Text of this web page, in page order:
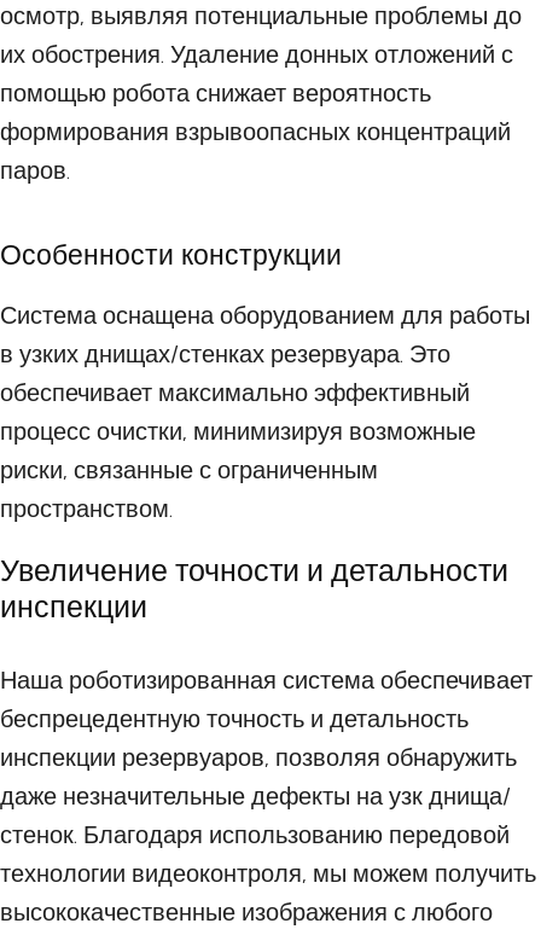
осмотр, выявляя потенциальные проблемы до
их обострения. Удаление донных отложений с
помощью робота снижает вероятность
формирования взрывоопасных концентраций
паров.
Особенности конструкции
Система оснащена оборудованием для работы
в узких днищах/стенках резервуара. Это
обеспечивает максимально эффективный
процесс очистки, минимизируя возможные
риски, связанные с ограниченным
пространством.
Увеличение точности и детальности
инспекции
Наша роботизированная система обеспечивает
беспрецедентную точность и детальность
инспекции резервуаров, позволяя обнаружить
даже незначительные дефекты на узк днища/
стенок. Благодаря использованию передовой
технологии видеоконтроля, мы можем получить
высококачественные изображения с любого